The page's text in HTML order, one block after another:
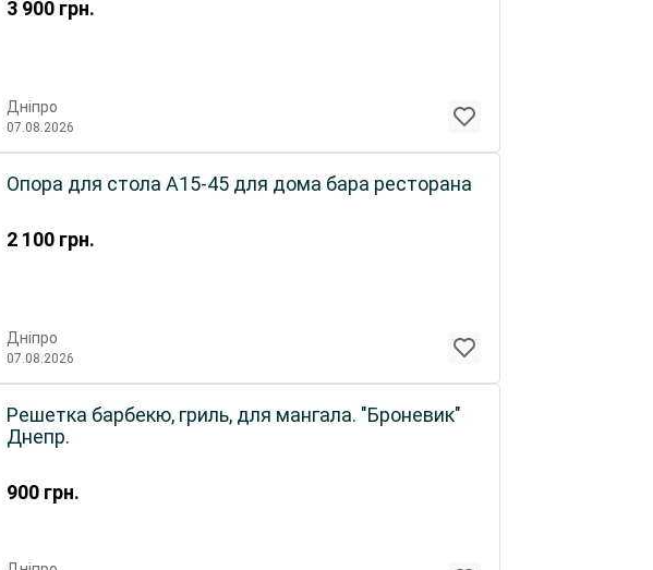
3 900 грн.
Дніпро
07.08.2026
2 100 грн.
Опора для стола А15-45 для дома бара ресторана
Дніпро
07.08.2026
900 грн.
Решетка барбекю, гриль, для мангала. "Броневик"
Днепр.